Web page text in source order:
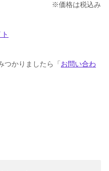
※価格は税込み
かりましたら「 お問い合わ